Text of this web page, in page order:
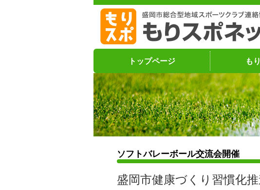
トップページ も
ソフトバレーボール交流会開催
盛岡市健康づくり習慣化